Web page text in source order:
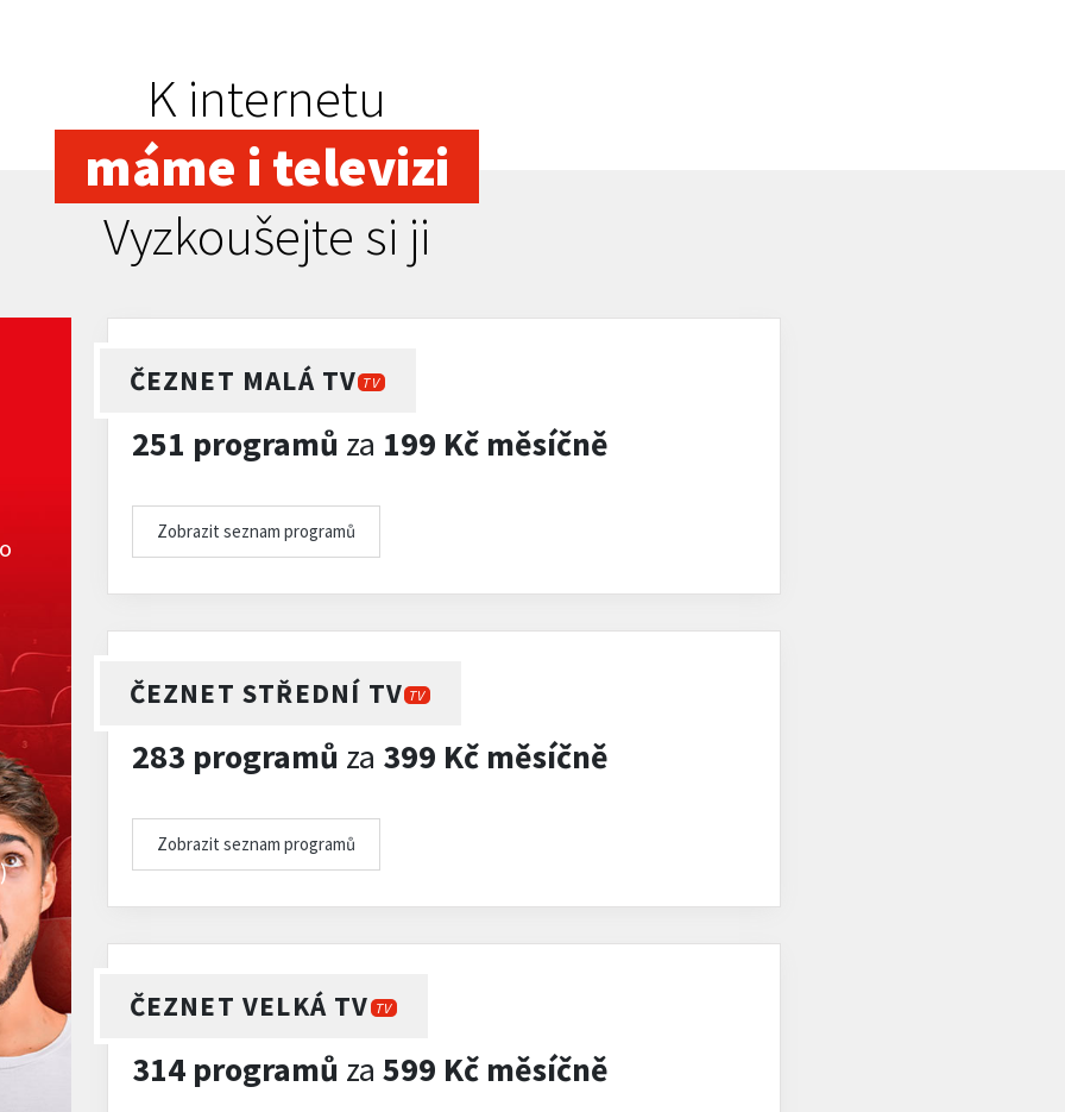
K internetu
máme i televizi
Vyzkoušejte si ji
ČEZNET MALÁ TV TV
251 programů za 199 Kč měsíčně
Zobrazit seznam programů
ČEZNET STŘEDNÍ TV TV
283 programů za 399 Kč měsíčně
Zobrazit seznam programů
ČEZNET VELKÁ TV TV
314 programů za 599 Kč měsíčně